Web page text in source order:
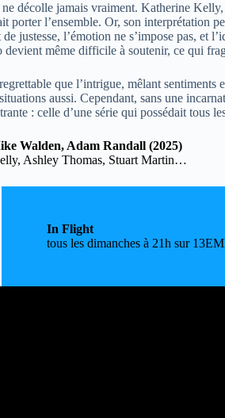
décolle jamais vraiment. Katherine
porter l’ensemble. Or, son interprétation
justesse, l’émotion ne s’impose pas, et
devient même difficile à soutenir, ce qui
que l’intrigue, mêlant
aussi. Cependant, sans une
: celle d’une série qui possédait tous
Walden, Adam Randall (2025)
Ashley Thomas, Stuart Martin…
In Flight
tous les dimanches à 21h sur